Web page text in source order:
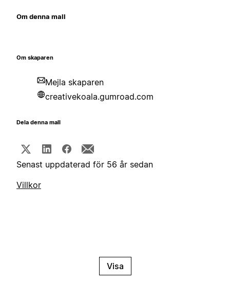
Om denna mall
Om skaparen
Mejla skaparen
creativekoala.gumroad.com
Dela denna mall
Senast uppdaterad för 56 år sedan
Villkor
Visa